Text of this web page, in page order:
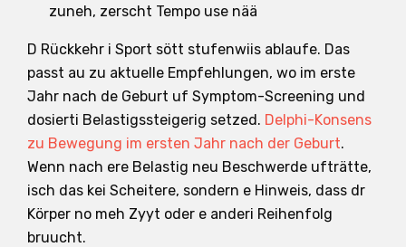
zuneh, zerscht Tempo use nää
D Rückkehr i Sport sött stufenwiis ablaufe. Das
passt au zu aktuelle Empfehlungen, wo im erste
Jahr nach de Geburt uf Symptom-Screening und
dosierti Belastigssteigerig setzed. Delphi-Konsens
zu Bewegung im ersten Jahr nach der Geburt.
Wenn nach ere Belastig neu Beschwerde ufträtte,
isch das kei Scheitere, sondern e Hinweis, dass dr
Körper no meh Zyyt oder e anderi Reihenfolg
bruucht.